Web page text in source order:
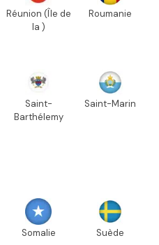
Réunion (Île de
la )
Roumanie
Saint-
Barthélemy
Saint-Marin
Somalie Suède